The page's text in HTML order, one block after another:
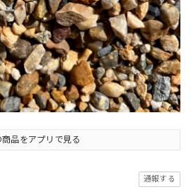
商品をアプリで見る
通報する